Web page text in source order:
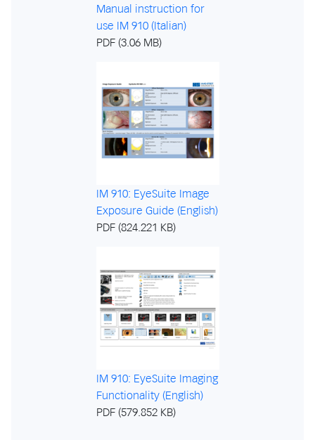
Manual instruction for
use IM 910 (Italian)
PDF (3.06 MB)
IM 910: EyeSuite Image
Exposure Guide (English)
PDF (824.221 KB)
IM 910: EyeSuite Imaging
Functionality (English)
PDF (579.852 KB)